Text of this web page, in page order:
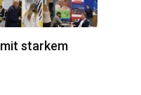
starkem